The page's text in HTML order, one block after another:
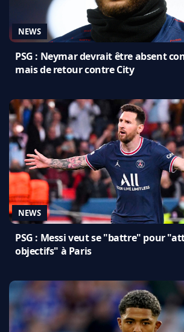
NEWS
PSG : Neymar devrait être absent
mais de retour contre City
NEWS
PSG : Messi veut se "battre" pour
objectifs" à Paris